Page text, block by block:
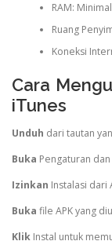
RAM:
Ruang
Koneksi
Cara
iTunes
Unduh dari tautan
Buka Pengaturan
Izinkan Instalasi dari
Buka file APK yang
Klik Instal untuk